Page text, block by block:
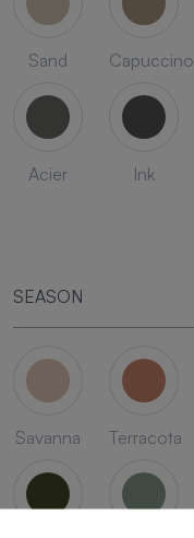
Sand Capuccino
Acier Ink
SEASON
Savanna Terracota